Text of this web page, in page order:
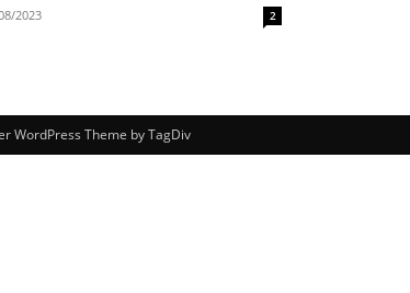
2023 2
WordPress Theme by TagDiv